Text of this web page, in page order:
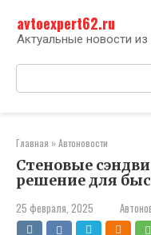
контенту
avtoexpert62.ru
Актуальные новости
Поиск:
Главная »Автоновости
Стеновые
решение для
25 февраля, 2025